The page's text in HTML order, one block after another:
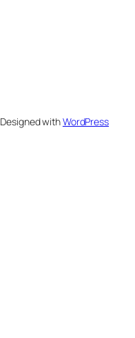
Designed withWordPress